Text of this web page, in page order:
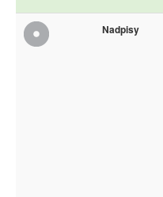
Nadpisy